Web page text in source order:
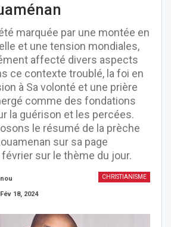
marquée par une montée en
et une tension mondiales,
affecté divers aspects
ce contexte troublé, la foi en
à Sa volonté et une prière
comme des fondations
la guérison et les percées.
le résumé de la prèche
sur sa page
sur le thème du jour.
CHRISTIANISME
Fév 18, 2024